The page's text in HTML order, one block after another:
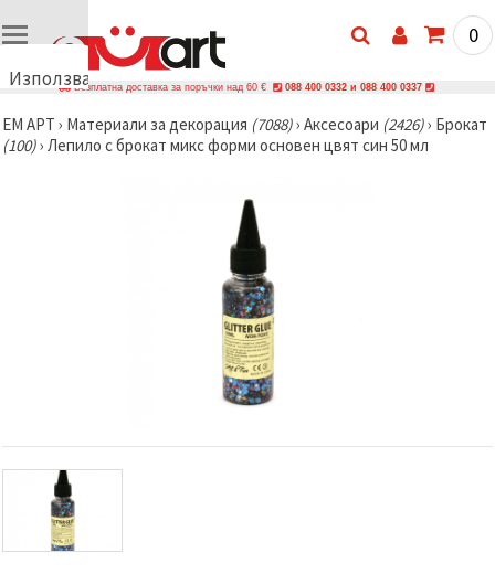
Използваме
🍪
Използваме
да
показваме
релевантно
съдържание
и реклами,
включително
0
Безплатна доставка за поръчки над 60 € 088 400 0332 и 088 400 0337
ЕМ АРТ › Материали за декорация (7088)› Аксесоари (2426)› Брокат
(100)› Лепило с брокат микс форми основен цвят син 50 мл